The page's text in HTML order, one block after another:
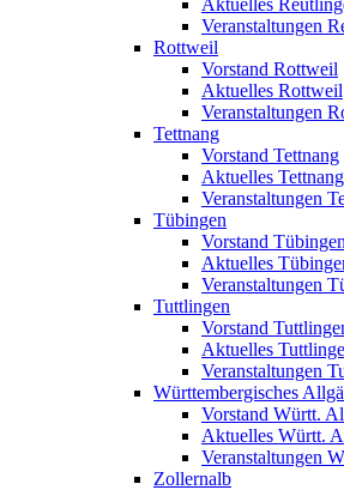
Aktuelles
Veranstaltungen
Rottweil
Vorstand Rottweil
Aktuelles Rottweil
Veranstaltungen
Tettnang
Vorstand Tettnang
Aktuelles Tettnang
Veranstaltungen
Tübingen
Vorstand Tübingen
Aktuelles
Veranstaltungen
Tuttlingen
Vorstand
Aktuelles
Veranstaltungen
Württembergisches
Vorstand Württ.
Aktuelles Württ.
Veranstaltungen
Zollernalb